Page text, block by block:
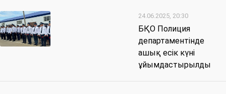
24.06.2025, 20:30
БҚО Полиция
департаментінде
ашық есік күні
ұйымдастырылды